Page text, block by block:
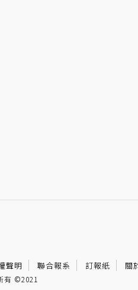
聲明 聯合報系 訂報紙 關
有 ©2021